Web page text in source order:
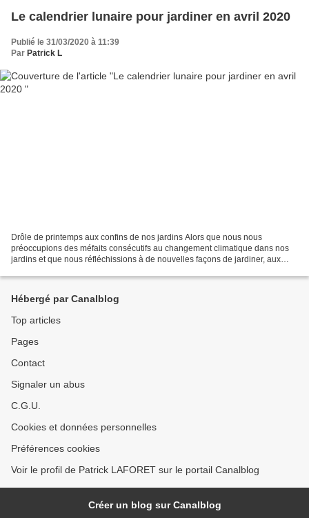
Le calendrier lunaire pour jardiner en avril 2020
Publié le 31/03/2020 à 11:39
Par Patrick L
Drôle de printemps aux confins de nos jardins Alors que nous nous
préoccupions des méfaits consécutifs au changement climatique dans nos
jardins et que nous réfléchissions à de nouvelles façons de jardiner, aux
Hébergé par Canalblog
Top articles
Pages
Contact
Signaler un abus
C.G.U.
Cookies et données personnelles
Préférences cookies
Voir le profil de Patrick LAFORET sur le portail Canalblog
Créer un blog sur Canalblog